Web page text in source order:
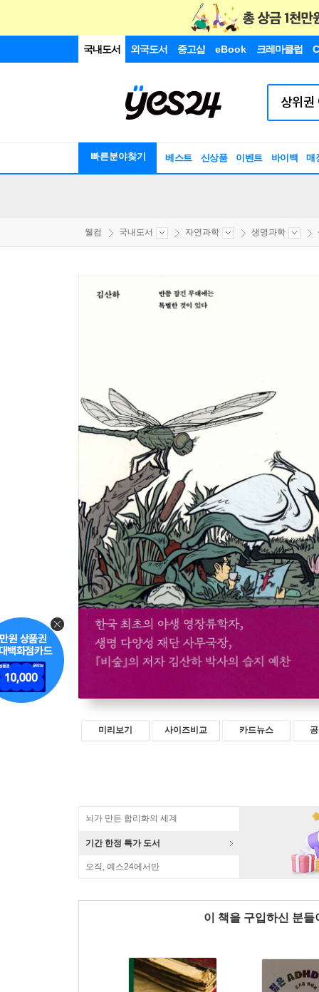
국내도서 외국도서 중고샵 eBook 크레마클럽
빠른분야찾기 베스트 신상품 이벤트 바이백 매
웰컴 국내도서 자연과학 생명과학
미리보기 사이즈비교 카드뉴스
뇌가 만든 합리화의 세계
기간 한정 특가 도서
오직, 예스24에서만
이 책을 구입하신 분